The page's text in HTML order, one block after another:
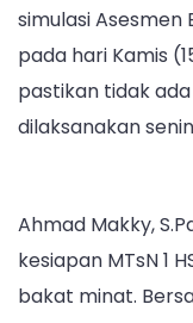
simulasi Asesmen
pada hari Kamis
pastikan tidak
dilaksanakan
Ahmad Makky,
kesiapan MTsN 1
bakat minat.